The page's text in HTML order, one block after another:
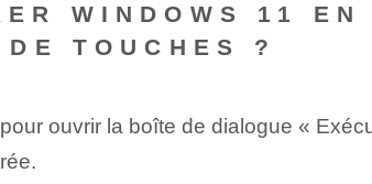
WINDOWS 11
TOUCHES ?
ouvrir la boîte de dialogue «